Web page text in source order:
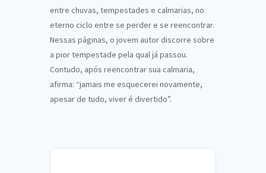
entre chuvas, tempestades e calmarias, no
eterno ciclo entre se perder e se reencontrar.
Nessas páginas, o jovem autor discorre sobre
a pior tempestade pela qual já passou.
Contudo, após reencontrar sua calmaria,
afirma: “jamais me esquecerei novamente,
apesar de tudo, viver é divertido”.